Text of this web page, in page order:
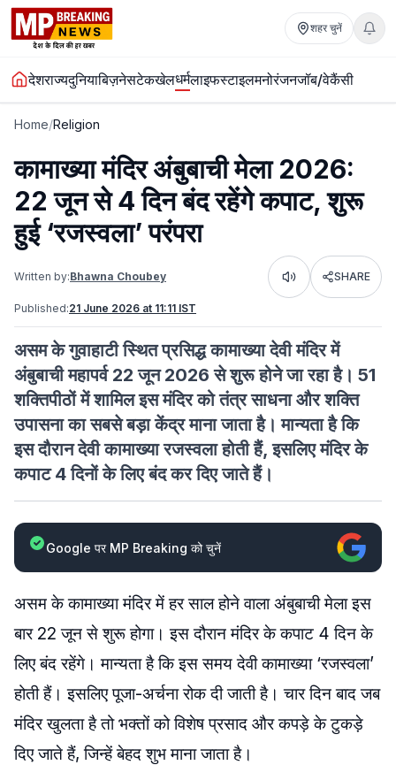
शहर चुनें
देशराज्यदुनियाबिज़नेसटेकखेलधर्मलाइफस्टाइलमनोरंजनजॉब/वेकैंसी
Home/Religion
कामाख्या मंदिर अंबुबाची मेला 2026:
22 जून से 4 दिन बंद रहेंगे कपाट, शुरू
हुई ‘रजस्वला’ परंपरा
Written by:Bhawna Choubey Listen SHARE
Published:21 June 2026 at 11:11 IST
असम के गुवाहाटी स्थित प्रसिद्ध कामाख्या देवी मंदिर में
अंबुबाची महापर्व 22 जून 2026 से शुरू होने जा रहा है। 51
शक्तिपीठों में शामिल इस मंदिर को तंत्र साधना और शक्ति
उपासना का सबसे बड़ा केंद्र माना जाता है। मान्यता है कि
इस दौरान देवी कामाख्या रजस्वला होती हैं, इसलिए मंदिर के
कपाट 4 दिनों के लिए बंद कर दिए जाते हैं।
Google पर MP Breaking को चुनें
असम के कामाख्या मंदिर में हर साल होने वाला अंबुबाची मेला इस
बार 22 जून से शुरू होगा। इस दौरान मंदिर के कपाट 4 दिन के
लिए बंद रहेंगे। मान्यता है कि इस समय देवी कामाख्या ‘रजस्वला’
होती हैं। इसलिए पूजा-अर्चना रोक दी जाती है। चार दिन बाद जब
मंदिर खुलता है तो भक्तों को विशेष प्रसाद और कपड़े के टुकड़े
दिए जाते हैं, जिन्हें बेहद शुभ माना जाता है।